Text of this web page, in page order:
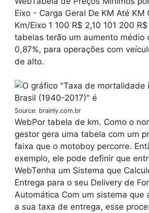
Eixo - Carga Geral De KM Até KM
Km/Eixo 1 100 R$ 2,10 101 200
tabelas terão um aumento médio
0,87%, para operações com
de alto.
Source: brainly.com.br
WebPor tabela de km. Como o
gestor gera uma tabela com um
faixa que o motoboy percorre.
exemplo, ele pode definir que
WebTenha um Sistema que
Entrega para o seu Delivery de
Automática Com um sistema que
a sua taxa de entrega, esse